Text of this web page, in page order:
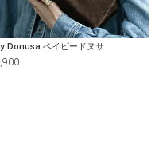
Donusa ベイビードヌサ